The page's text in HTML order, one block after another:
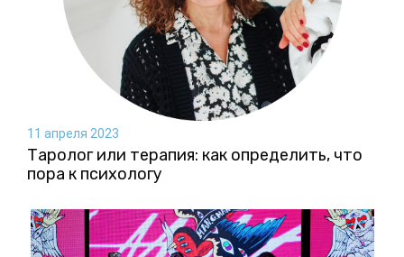
11 апреля 2023
Таролог или терапия: как определить, что
пора к психологу